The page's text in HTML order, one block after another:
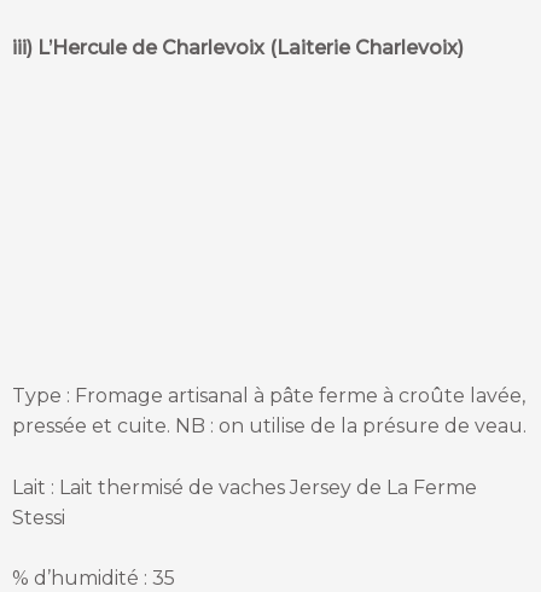
iii) L’Hercule de Charlevoix (Laiterie Charlevoix)
Type : Fromage artisanal à pâte ferme à croûte lavée,
pressée et cuite. NB : on utilise de la présure de veau.
Lait : Lait thermisé de vaches Jersey de La Ferme
Stessi
% d’humidité : 35